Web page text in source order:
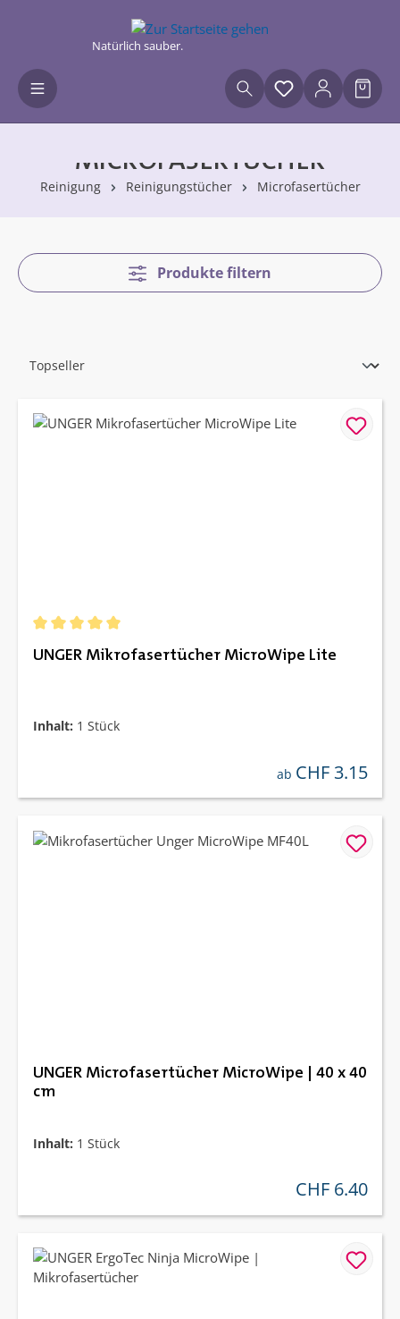
Zum Hauptinhalt springen
Natürlich sauber.
Du hast 0
MICROFASERTÜCHER
Reinigung Reinigungstücher Microfasertücher
Produkte filtern
UNGER Mikrofasertücher MicroWipe Lite
Inhalt: 1 Stück
regulärer preis:
ab CHF 3.15
UNGER Microfasertücher MicroWipe | 40 x 40
cm
Inhalt: 1 Stück
regulärer preis:
CHF 6.40